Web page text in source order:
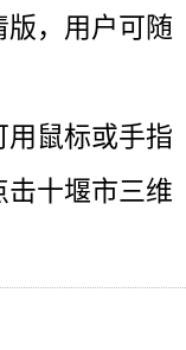
版，用户可随
用鼠标或手指
十堰市三维